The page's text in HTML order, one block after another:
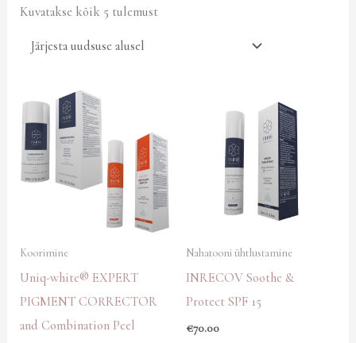
Kuvatakse kõik 5 tulemust
Koorimine
Uniq-white® EXPERT
PIGMENT CORRECTOR
and Combination Peel
Nahatooni ühtlustamine
INRECOV Soothe &
Protect SPF 15
€70.00